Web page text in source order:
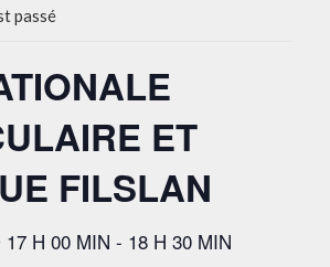
passé
ET
FILSLAN
H 00 MIN - 18 H 30 MIN